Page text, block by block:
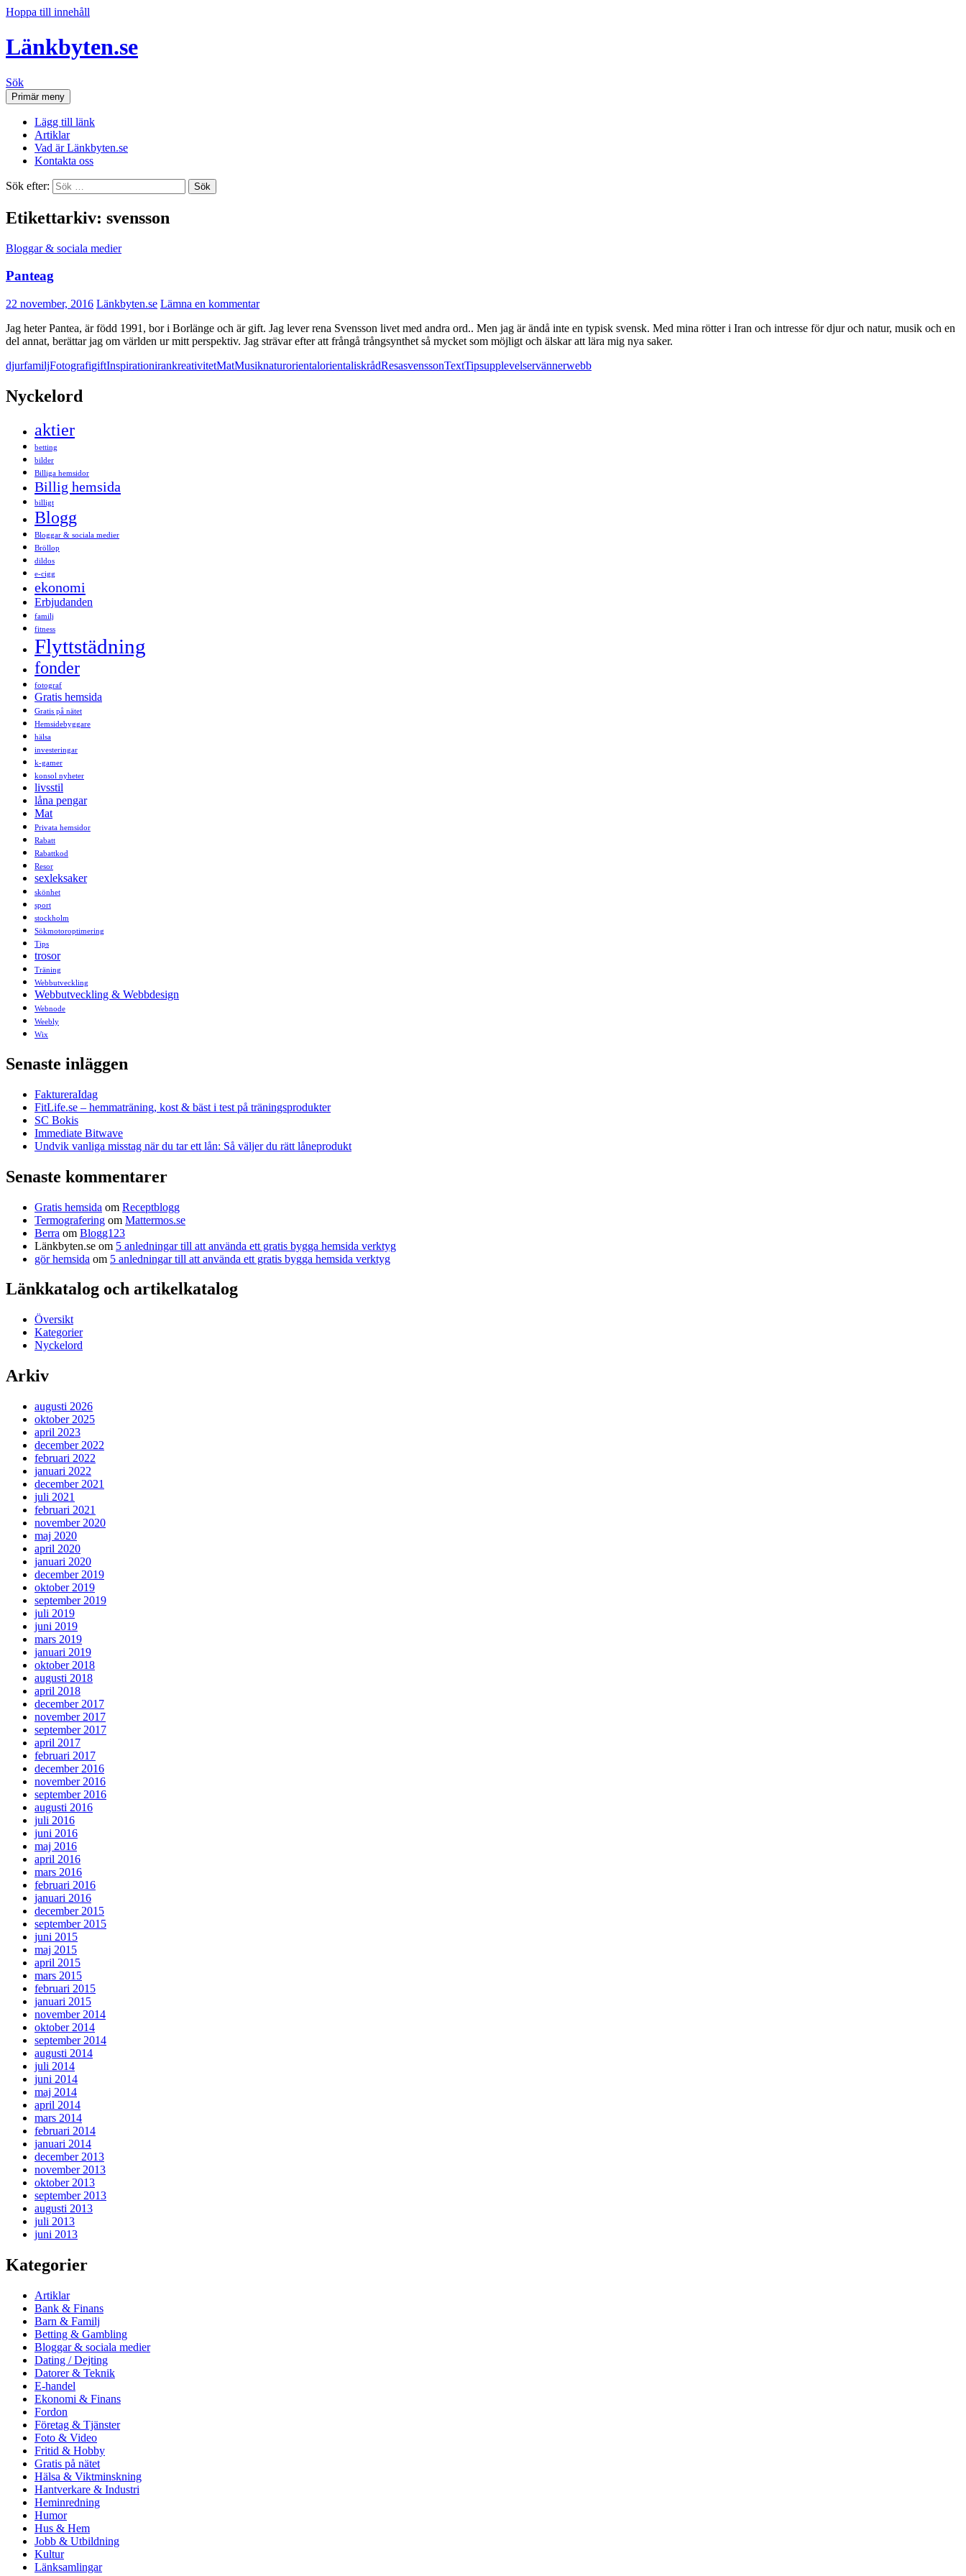
Hoppa till innehåll
Länkbyten.se
Sök
Primär meny
Lägg till länk
Artiklar
Vad är Länkbyten.se
Kontakta oss
Sök efter:
Etikettarkiv: svensson
Bloggar & sociala medier
Panteag
22 november, 2016 Länkbyten.se Lämna en kommentar
Jag heter Pantea, är född 1991, bor i Borlänge och är gift. Jag lever rena Svensson livet med andra ord.. Men jag är ändå inte en typisk svensk. Med mina rötter i Iran och intresse för djur och natur, musik och en
del annat, berättar jag om världen ur mitt perspektiv. Jag strävar efter att frångå trångsynthet så mycket som möjligt och älskar att lära mig nya saker.
djurfamiljFotografigiftInspirationirankreativitetMatMusiknaturorientalorientaliskrådResasvenssonTextTipsupplevelservännerwebb
Nyckelord
aktier
betting
bilder
Billiga hemsidor
Billig hemsida
billigt
Blogg
Bloggar & sociala medier
Bröllop
dildos
e-cigg
ekonomi
Erbjudanden
familj
fitness
Flyttstädning
fonder
fotograf
Gratis hemsida
Gratis på nätet
Hemsidebyggare
hälsa
investeringar
k-gamer
konsol nyheter
livsstil
låna pengar
Mat
Privata hemsidor
Rabatt
Rabattkod
Resor
sexleksaker
skönhet
sport
stockholm
Sökmotoroptimering
Tips
trosor
Träning
Webbutveckling
Webbutveckling & Webbdesign
Webnode
Weebly
Wix
Senaste inläggen
FaktureraIdag
FitLife.se – hemmaträning, kost & bäst i test på träningsprodukter
SC Bokis
Immediate Bitwave
Undvik vanliga misstag när du tar ett lån: Så väljer du rätt låneprodukt
Senaste kommentarer
Gratis hemsida om Receptblogg
Termografering om Mattermos.se
Berra om Blogg123
Länkbyten.se om 5 anledningar till att använda ett gratis bygga hemsida verktyg
gör hemsida om 5 anledningar till att använda ett gratis bygga hemsida verktyg
Länkkatalog och artikelkatalog
Översikt
Kategorier
Nyckelord
Arkiv
augusti 2026
oktober 2025
april 2023
december 2022
februari 2022
januari 2022
december 2021
juli 2021
februari 2021
november 2020
maj 2020
april 2020
januari 2020
december 2019
oktober 2019
september 2019
juli 2019
juni 2019
mars 2019
januari 2019
oktober 2018
augusti 2018
april 2018
december 2017
november 2017
september 2017
april 2017
februari 2017
december 2016
november 2016
september 2016
augusti 2016
juli 2016
juni 2016
maj 2016
april 2016
mars 2016
februari 2016
januari 2016
december 2015
september 2015
juni 2015
maj 2015
april 2015
mars 2015
februari 2015
januari 2015
november 2014
oktober 2014
september 2014
augusti 2014
juli 2014
juni 2014
maj 2014
april 2014
mars 2014
februari 2014
januari 2014
december 2013
november 2013
oktober 2013
september 2013
augusti 2013
juli 2013
juni 2013
Kategorier
Artiklar
Bank & Finans
Barn & Familj
Betting & Gambling
Bloggar & sociala medier
Dating / Dejting
Datorer & Teknik
E-handel
Ekonomi & Finans
Fordon
Företag & Tjänster
Foto & Video
Fritid & Hobby
Gratis på nätet
Hälsa & Viktminskning
Hantverkare & Industri
Heminredning
Humor
Hus & Hem
Jobb & Utbildning
Kultur
Länksamlingar